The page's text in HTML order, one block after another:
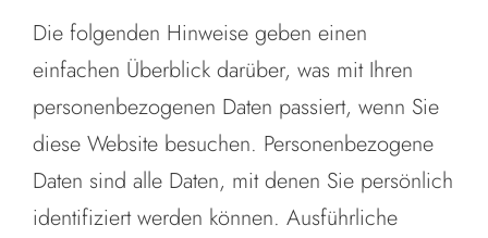
Die folgenden Hinweise geben einen
einfachen Überblick darüber, was mit Ihren
personenbezogenen Daten passiert, wenn Sie
diese Website besuchen. Personenbezogene
Daten sind alle Daten, mit denen Sie persönlich
identifiziert werden können. Ausführliche